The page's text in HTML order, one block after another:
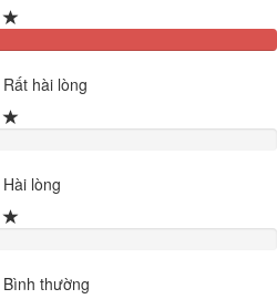
Rất hài lòng
Hài lòng
Bình thường